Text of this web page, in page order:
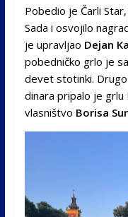
Pobedio je Čarli
Sada i osvojilo
je upravljao Dejan
pobedničko grlo je
devet stotinki.
dinara pripalo je grlu
vlasništvo Borisa